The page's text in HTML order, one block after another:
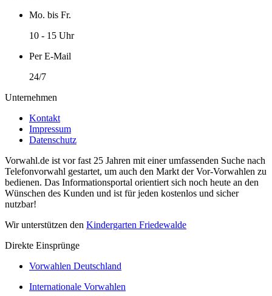
Mo. bis Fr.
10 - 15 Uhr
Per E-Mail
24/7
Unternehmen
Kontakt
Impressum
Datenschutz
Vorwahl.de ist vor fast 25 Jahren mit einer umfassenden Suche nach
Telefonvorwahl gestartet, um auch den Markt der Vor-Vorwahlen zu
bedienen. Das Informationsportal orientiert sich noch heute an den
Wünschen des Kunden und ist für jeden kostenlos und sicher
nutzbar!
Wir unterstützen den Kindergarten Friedewalde
Direkte Einsprünge
Vorwahlen Deutschland
Internationale Vorwahlen